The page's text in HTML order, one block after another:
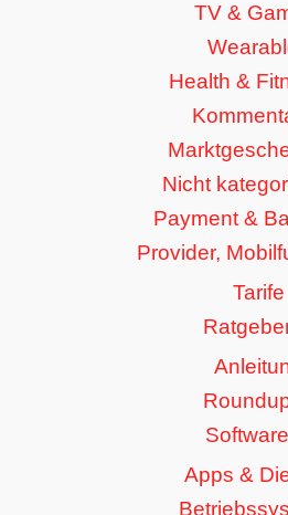
TV &
Health &
Nicht
Payment &
Provider,
Tarife
Software
Apps &